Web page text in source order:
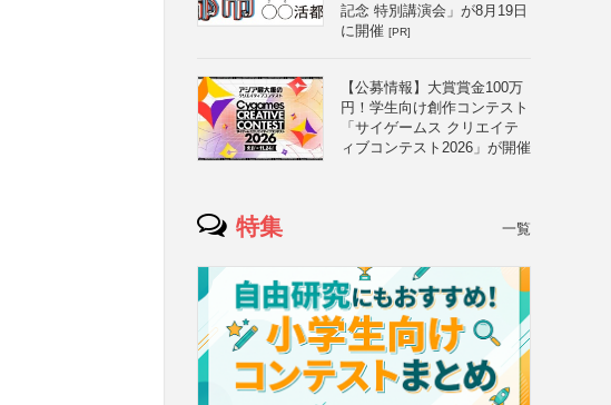
記念 特別講演会」が8月19日
に開催 [PR]
【公募情報】大賞賞金100万
円！学生向け創作コンテスト
「サイゲームス クリエイテ
ィブコンテスト2026」が開催
特集 一覧